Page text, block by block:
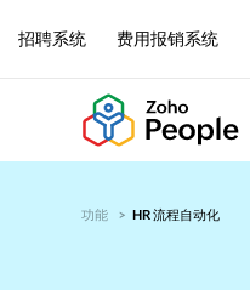
招聘系统 费用报销系统
功能 HR 流程自动化